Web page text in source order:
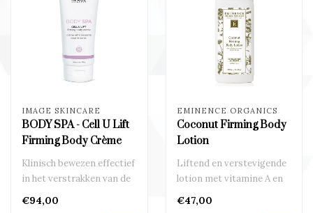
IMAGE SKINCARE
BODY SPA - Cell U Lift
Firming Body Crème
Klinisch bewezen effectief
in het verstrakken van de
€94,00
EMINENCE ORGANICS
Coconut Firming Body
Lotion
Liftend en verstevigende
lotion met vitamine A en
€47,00